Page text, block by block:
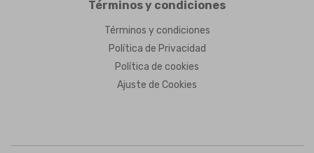
Términos y condiciones
Términos y condiciones
Política de Privacidad
Política de cookies
Ajuste de Cookies